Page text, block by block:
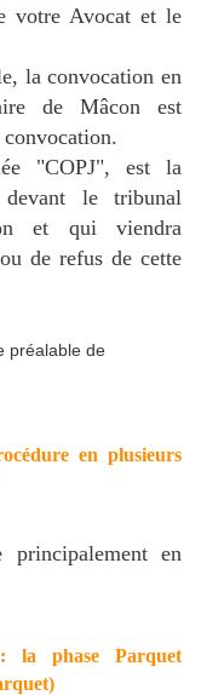
votre Avocat et le
la convocation en
de Mâcon est
convocation.
"COPJ", est la
devant le tribunal
et qui viendra
de refus de cette
en plusieurs
principalement en
la phase Parquet